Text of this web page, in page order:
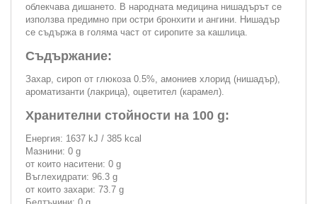
облекчава дишането. В народната медицина нишадърът се
използва предимно при остри бронхити и ангини. Нишадър
се съдържа в голяма част от сиропите за кашлица.
Съдържание:
Захар, сироп от глюкоза 0.5%, амониев хлорид (нишадър),
ароматизанти (лакрица), оцветител (карамел).
Хранителни стойности на 100 g:
Енергия: 1637 kJ / 385 kcal
Мазнини: 0 g
от които наситени: 0 g
Въглехидрати: 96.3 g
от които захари: 73.7 g